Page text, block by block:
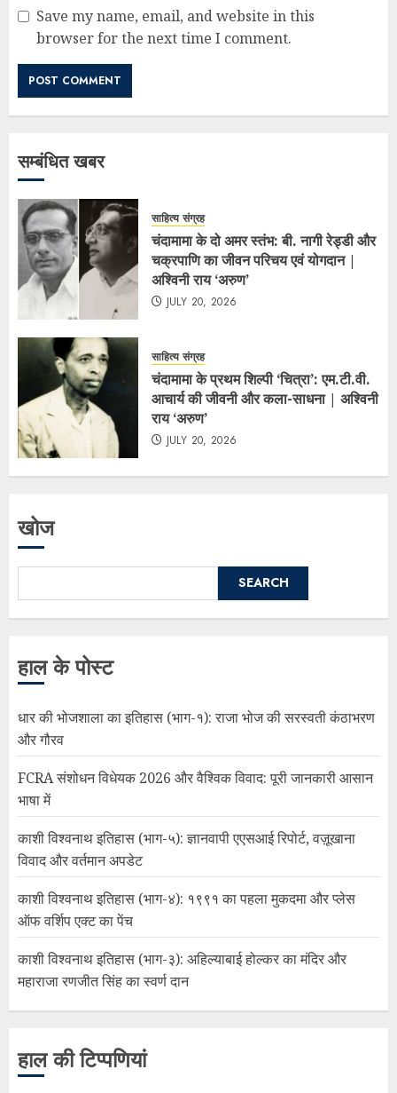
Save my name, email, and website in this
browser for the next time I comment.
सम्बंधित खबर
साहित्य संग्रह
चंदामामा के दो अमर स्तंभ: बी. नागी रेड्डी और
चक्रपाणि का जीवन परिचय एवं योगदान |
अश्विनी राय ‘अरुण’
JULY 20, 2026
साहित्य संग्रह
चंदामामा के प्रथम शिल्पी ‘चित्रा’: एम.टी.वी.
आचार्य की जीवनी और कला-साधना | अश्विनी
राय ‘अरुण’
JULY 20, 2026
खोज
SEARCH
हाल के पोस्ट
धार की भोजशाला का इतिहास (भाग-१): राजा भोज की सरस्वती कंठाभरण
और गौरव
FCRA संशोधन विधेयक 2026 और वैश्विक विवाद: पूरी जानकारी आसान
भाषा में
काशी विश्वनाथ इतिहास (भाग-५): ज्ञानवापी एएसआई रिपोर्ट, वज़ूखाना
विवाद और वर्तमान अपडेट
काशी विश्वनाथ इतिहास (भाग-४): १९९१ का पहला मुकदमा और प्लेस
ऑफ वर्शिप एक्ट का पेंच
काशी विश्वनाथ इतिहास (भाग-३): अहिल्याबाई होल्कर का मंदिर और
महाराजा रणजीत सिंह का स्वर्ण दान
हाल की टिप्पणियां